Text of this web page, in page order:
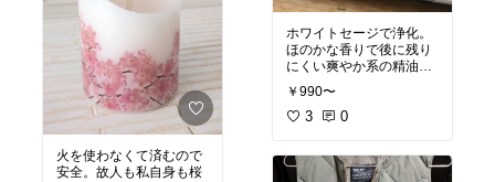
火を使わなくて済むので
安全。故人も私自身も桜
ホワイトセージで浄化。
ほのかな香りで後に残り
にくい爽やか系の精油。
ナチュラル。
ル写真
￥990〜
3 0